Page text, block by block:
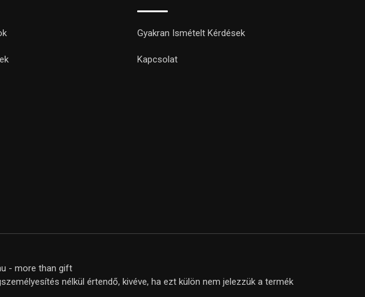
Gyakran Ismételt Kérdések
Kapcsolat
- more than gift
nélkül értendő, kivéve, ha ezt külön nem jelezzük a termék